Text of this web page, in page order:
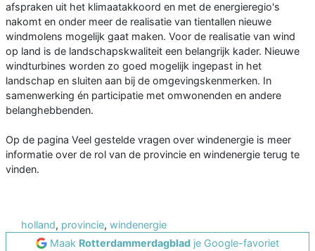
afspraken uit het klimaatakkoord en met de energieregio's
nakomt en onder meer de realisatie van tientallen nieuwe
windmolens mogelijk gaat maken. Voor de realisatie van wind
op land is de landschapskwaliteit een belangrijk kader. Nieuwe
windturbines worden zo goed mogelijk ingepast in het
landschap en sluiten aan bij de omgevingskenmerken. In
samenwerking én participatie met omwonenden en andere
belanghebbenden.
Op de pagina Veel gestelde vragen over windenergie is meer
informatie over de rol van de provincie en windenergie terug te
vinden.
holland, provincie, windenergie
Maak Rotterdammerdagblad je Google-favoriet